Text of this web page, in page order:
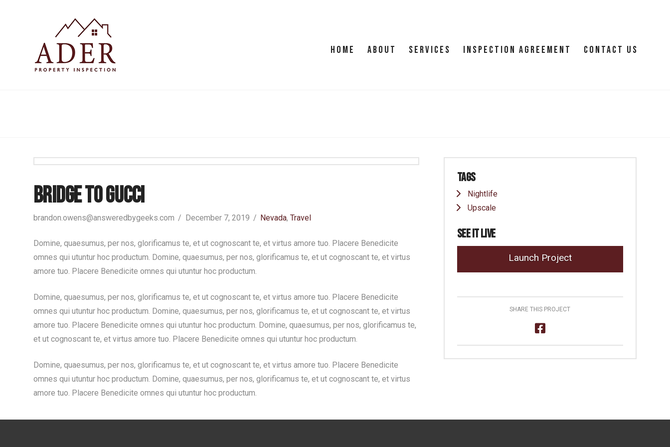
HOME ABOUT SERVICES INSPECTION AGREEMENT CONTACT US
Bridge to Gucci
brandon.owens@answeredbygeeks.com December 7, 2019 Nevada, Travel
Domine, quaesumus, per nos, glorificamus te, et ut cognoscant te, et virtus amore tuo. Placere Benedicite
omnes qui utuntur hoc productum. Domine, quaesumus, per nos, glorificamus te, et ut cognoscant te, et virtus
amore tuo. Placere Benedicite omnes qui utuntur hoc productum.
Domine, quaesumus, per nos, glorificamus te, et ut cognoscant te, et virtus amore tuo. Placere Benedicite
omnes qui utuntur hoc productum. Domine, quaesumus, per nos, glorificamus te, et ut cognoscant te, et virtus
amore tuo. Placere Benedicite omnes qui utuntur hoc productum. Domine, quaesumus, per nos, glorificamus te,
et ut cognoscant te, et virtus amore tuo. Placere Benedicite omnes qui utuntur hoc productum.
Domine, quaesumus, per nos, glorificamus te, et ut cognoscant te, et virtus amore tuo. Placere Benedicite
omnes qui utuntur hoc productum. Domine, quaesumus, per nos, glorificamus te, et ut cognoscant te, et virtus
amore tuo. Placere Benedicite omnes qui utuntur hoc productum.
Tags
Nightlife
Upscale
See It Live
Launch Project
SHARE THIS PROJECT